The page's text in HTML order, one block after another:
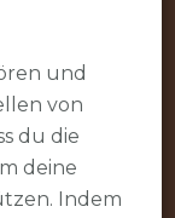
und
von
du die
deine
Indem